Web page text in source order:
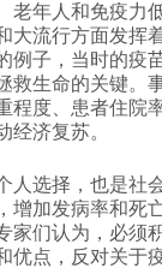
老年人和免疫力
大流行方面发挥
例子，当时的疫
救生命的关键。
程度、患者住院
经济复苏。
人选择，也是社
增加发病率和死
家们认为，必须
优点，反对关于